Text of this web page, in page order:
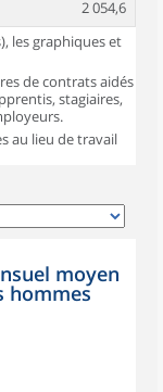
2 054,6
les graphiques et
de contrats aidés
stagiaires,
au lieu de travail
moyen
hommes